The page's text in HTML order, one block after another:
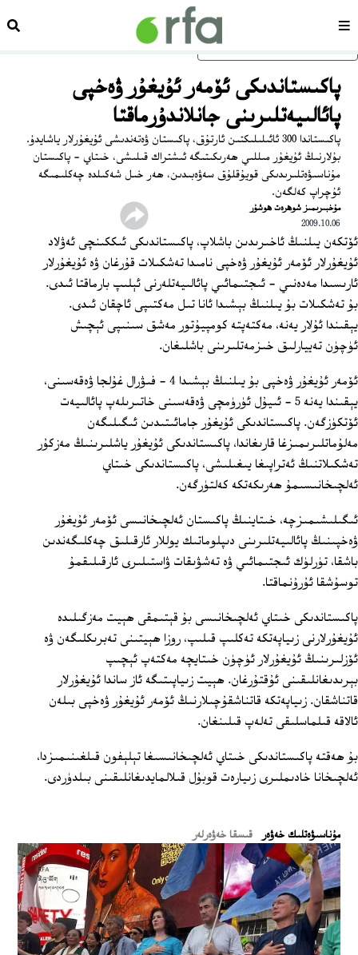
ئاساسلىق مەزمۇنغا ئاتلاڭسەھىپە
پاكىستاندىكى ئۆمەر ئۇيغۇر ۋەخپى
پائالىيەتلىرىنى جانلاندۇرماقتا
پاكىستاندا 300 ئائىلىلىكتىن ئارتۇق، پاكىستان ۋەتەندىشى ئۇيغۇرلار ياشايدۇ.
بۇلارنىڭ ئۇيغۇر مىللىي ھەرىكىتىگە ئىشتراك قىلىشى، خىتاي - پاكىستان
مۇناسىۋەتلىرىدىكى قويۇقلۇق سەۋەبىدىن، ھەر خىل شەكىلدە چەكلىمىگە
ئۇچراپ كەلگەن.
ﻣﯘﺧﺒﯩﺮﯨﻤﯩﺰ ﺷﻮﻫﺮﻩﺕ ﻫﻮﺷﯘﺭ
2009.10.06
ئۆتكەن يىلنىڭ ئاخىرىدىن باشلاپ، پاكىستاندىكى ئىككىنچى ئەۋلاد
ئۇيغۇرلار ئۆمەر ئۇيغۇر ۋەخپى نامىدا تەشكىلات قۇرغان ۋە ئۇيغۇرلار
ئارىسىدا مەدەنىي - ئىجتىمائىي پائالىيەتلەرنى ئېلىپ بارماقتا ئىدى.
بۇ تەشكىلات بۇ يىلنىڭ بېشىدا ئانا تىل مەكتىپى ئاچقان ئىدى.
يېقىندا ئۇلار يەنە، مەكتەپتە كومپيۇتور مەشق سىنىپى ئېچىش
ئۈچۈن تەييارلىق خىزمەتلىرىنى باشلىغان.
ئۆمەر ئۇيغۇر ۋەخپى بۇ يىلنىڭ بېشىدا 4 - فىۋرال غۇلجا ۋەقەسىنى،
يېقىندا يەنە 5 - ئىيۇل ئۈرۈمچى ۋەقەسىنى خاتىرىلەپ پائالىيەت
ئۆتكۈزگەن. پاكىستاندىكى ئۇيغۇر جامائىتىدىن ئىگىلىگەن
مەلۇماتلىرىمىزغا قارىغاندا، پاكىستاندىكى ئۇيغۇر ياشلىرىنىڭ مەزكۇر
تەشكىلاتنىڭ ئەتراپىغا يىغىلىشى، پاكىستاندىكى خىتاي
ئەلچىخانىسىمۇ ھەرىكەتكە كەلتۈرگەن.
ئىگىلىشىمىزچە، خىتاينىڭ پاكىستان ئەلچىخانىسى ئۆمەر ئۇيغۇر
ۋەخپىنىڭ پائالىيەتلىرىنى دىپلوماتىك يوللار ئارقىلىق چەكلىگەندىن
باشقا، تۈرلۈك ئىجتىمائىي ۋە تەشۋىقات ۋاستىلىرى ئارقىلىقمۇ
توسۇشقا ئۇرۇنماقتا.
پاكىستاندىكى خىتاي ئەلچىخانىسى بۇ قېتىمقى ھېيت مەزگىلىدە
ئۇيغۇرلارنى زىياپەتكە تەكلىپ قىلىپ، روزا ھېيتىنى تەبرىكلىگەن ۋە
ئۆزلىرىنىڭ ئۇيغۇرلار ئۈچۈن خىتايچە مەكتەپ ئېچىپ
بېرىدىغانلىقىنى ئۇقتۇرغان. ھېيت زىياپىتىگە ئاز ساندا ئۇيغۇرلار
قاتناشقان. زىياپەتكە قاتناشقۇچىلارنىڭ ئۆمەر ئۇيغۇر ۋەخپى بىلەن
ئالاقە قىلماسلىقى تەلەپ قىلىنغان.
بۇ ھەقتە پاكىستاندىكى خىتاي ئەلچىخانىسىغا تېلېفون قىلغىنىمىزدا،
ئەلچىخانا خادىملىرى زىيارەت قوبۇل قىلالمايدىغانلىقىنى بىلدۈردى.
ﻣﯘﻧﺎﺳﯩﯟﻩﺗﻠﯩﻚ ﺧﻪﯞﻩﺭ قىسقا خەۋەرلەر